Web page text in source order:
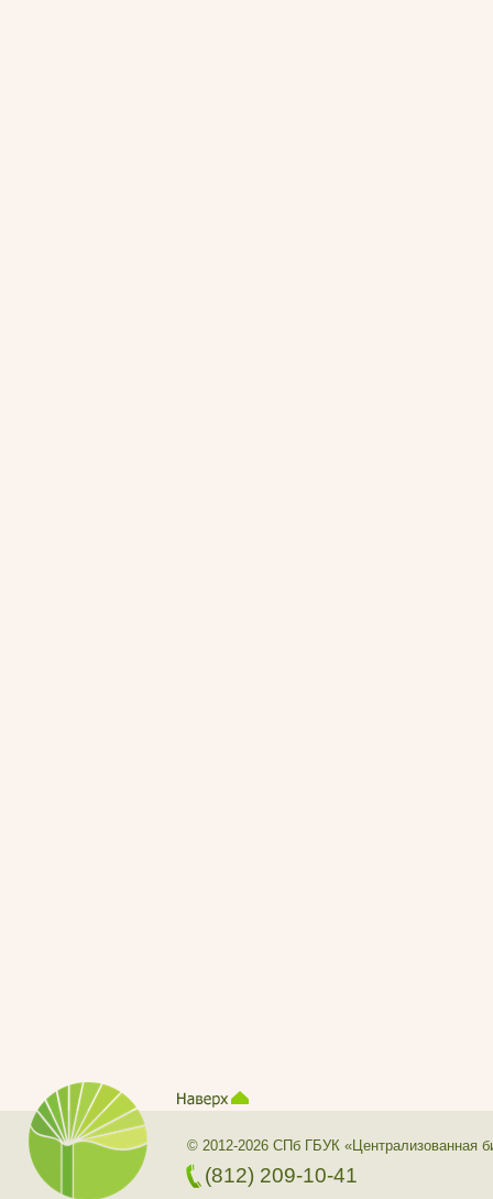
© 2012-2026 СПб ГБУК «Централизованная
(812) 209-10-41